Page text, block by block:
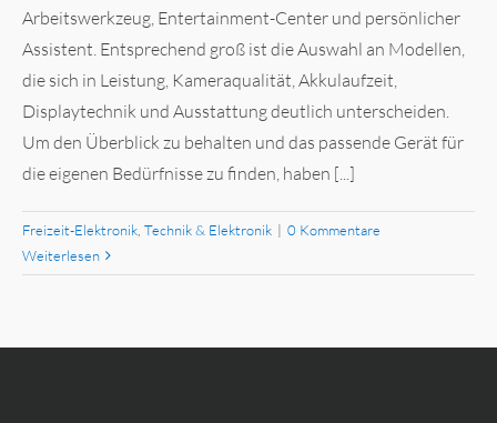
Arbeitswerkzeug, Entertainment-Center und persönlicher
Assistent. Entsprechend groß ist die Auswahl an Modellen,
die sich in Leistung, Kameraqualität, Akkulaufzeit,
Displaytechnik und Ausstattung deutlich unterscheiden.
Um den Überblick zu behalten und das passende Gerät für
die eigenen Bedürfnisse zu finden, haben [...]
Freizeit-Elektronik Technik & Elektronik | 0 Kommentare
Weiterlesen